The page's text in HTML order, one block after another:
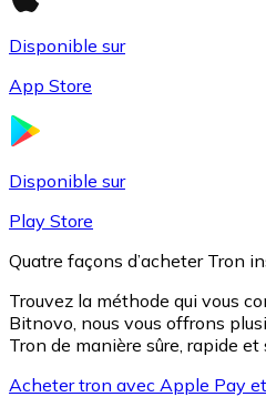
Disponible sur
App Store
Disponible sur
Play Store
Quatre façons d’acheter Tron
Trouvez la méthode qui vous
Bitnovo, nous vous offrons
Tron de manière sûre, rapide et
Acheter tron avec Apple Pay